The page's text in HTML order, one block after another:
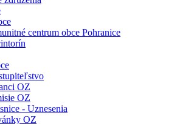
centrum obce Pohranice
OZ
OZ
- Uznesenia
OZ